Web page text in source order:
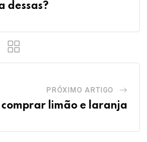
dessas?
PRÓXIMO ARTIGO
comprar limão e laranja